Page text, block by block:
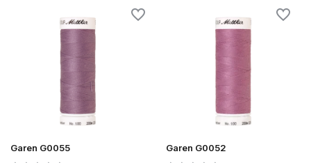
Garen G0055 Garen G0052